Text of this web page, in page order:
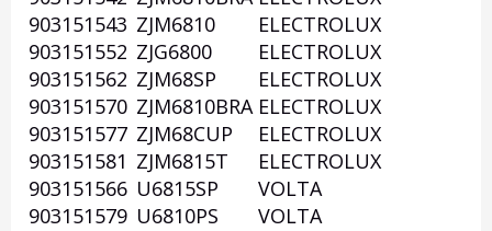
903151543 ZJM6810
ELECTROLUX
903151552 ZJG6800
ELECTROLUX
903151562 ZJM68SP
ELECTROLUX
903151570 ZJM6810BRA ELECTROLUX
903151577 ZJM68CUP
ELECTROLUX
903151581 ZJM6815T
ELECTROLUX
903151566 U6815SP
VOLTA
903151579 U6810PS VOLTA